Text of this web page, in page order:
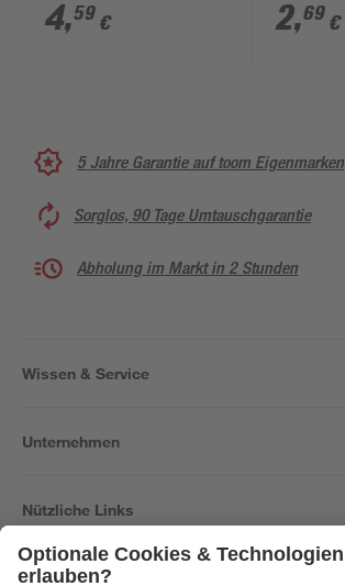
4,59 € 2,69 €
5 Jahre Garantie auf toom Eigenmarken
Sorglos, 90 Tage Umtauschgarantie
Abholung im Markt in 2 Stunden
Wissen & Service
Unternehmen
Nützliche Links